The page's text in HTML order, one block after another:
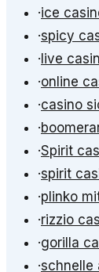
·ice
·spicy
· live
·online
·casino
·
·Spirit
·spirit
·plinko
·rizzio
·gorilla
·schnelle